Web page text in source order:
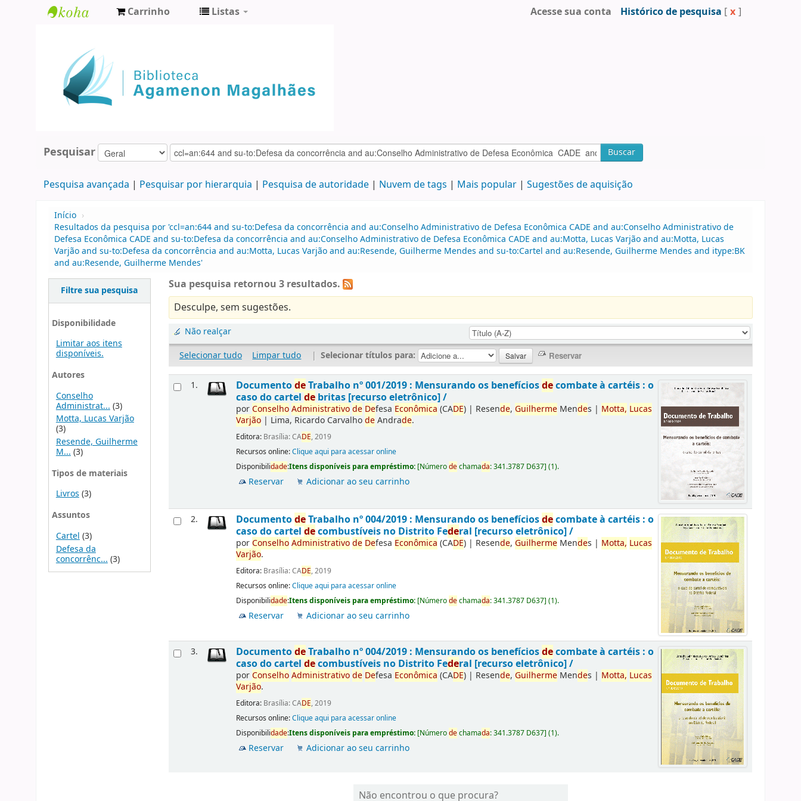
Agamenon
Magalhães
Carrinho Listas Acesse sua conta Histórico de pesquisa [ x ]
Pesquisar Buscar
Pesquisa avançada Pesquisar por hierarquia Pesquisa de autoridade Nuvem de tags Mais popular Sugestões de aquisição
Início ›
Resultados da pesquisa por 'ccl=an:644 and su-to:Defesa da concorrência and au:Conselho Administrativo de Defesa Econômica CADE and au:Conselho Administrativo de
Defesa Econômica CADE and su-to:Defesa da concorrência and au:Conselho Administrativo de Defesa Econômica CADE and au:Motta, Lucas Varjão and au:Motta, Lucas
Varjão and su-to:Defesa da concorrência and au:Motta, Lucas Varjão and au:Resende, Guilherme Mendes and su-to:Cartel and au:Resende, Guilherme Mendes and itype:BK
and au:Resende, Guilherme Mendes'
Filtre sua pesquisa
Disponibilidade
Limitar aos itens
disponíveis.
Autores
Conselho
Administrat... (3)
Motta, Lucas Varjão
(3)
Resende, Guilherme
M... (3)
Tipos de materiais
Livros(3)
Assuntos
Cartel (3)
Defesa da
concorrênc... (3)
Sua pesquisa retornou 3 resultados.
Desculpe, sem sugestões.
Não realçar
Selecionar tudo
Limpar tudo | Selecionar títulos para:
1. DocumentodeTrabalho nº 001/2019 : Mensurando os benefíciosdecombate à cartéis : o
caso do cartelde britas [recurso eletrônico] /
porConselhoAdministrativode Defesa Econômica (CADE) | Resende,Guilherme Mendes | Motta, Lucas
Varjão | Lima, Ricardo CarvalhodeAndrade.
Editora: Brasília: CADE, 2019
Recursos online:Clique aqui para acessar online
Disponibilidade:Itens disponíveis para empréstimo: [Númerodechamada:341.3787 D637](1).
Reservar Adicionar ao seu carrinho
2. DocumentodeTrabalho nº 004/2019 : Mensurando os benefíciosdecombate à cartéis : o
caso do carteldecombustíveis no Distrito Federal [recurso eletrônico] /
porConselhoAdministrativode Defesa Econômica (CADE) | Resende,Guilherme Mendes | Motta, Lucas
Varjão.
Editora: Brasília: CADE, 2019
Recursos online:Clique aqui para acessar online
Disponibilidade:Itens disponíveis para empréstimo: [Númerodechamada:341.3787 D637](1).
Reservar Adicionar ao seu carrinho
3. DocumentodeTrabalho nº 004/2019 : Mensurando os benefíciosdecombate à cartéis : o
caso do carteldecombustíveis no Distrito Federal [recurso eletrônico] /
porConselhoAdministrativode Defesa Econômica (CADE) | Resende,Guilherme Mendes | Motta, Lucas
Varjão.
Editora: Brasília: CADE, 2019
Recursos online:Clique aqui para acessar online
Disponibilidade:Itens disponíveis para empréstimo: [Númerodechamada:341.3787 D637](1).
Reservar Adicionar ao seu carrinho
Não encontrou o que procura?